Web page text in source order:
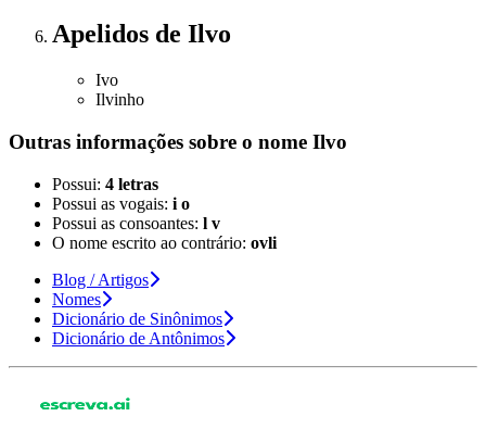
Apelidos de Ilvo
Ivo
Ilvinho
Outras informações sobre o nome Ilvo
Possui: 4 letras
Possui as vogais: i o
Possui as consoantes: l v
O nome escrito ao contrário: ovli
Blog / Artigos
Nomes
Dicionário de Sinônimos
Dicionário de Antônimos